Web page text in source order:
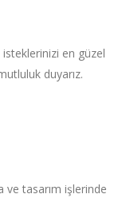
en güzel
duyarız.
ve tasarım işlerinde